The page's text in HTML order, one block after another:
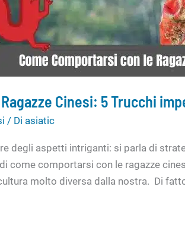
Cinesi: 5 Trucchi
/ Di asiatic
degli aspetti intriganti: si parla di
come comportarsi con le ragazze
molto diversa dalla nostra. Di